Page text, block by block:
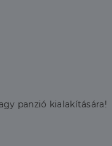
panzió kialakítására!